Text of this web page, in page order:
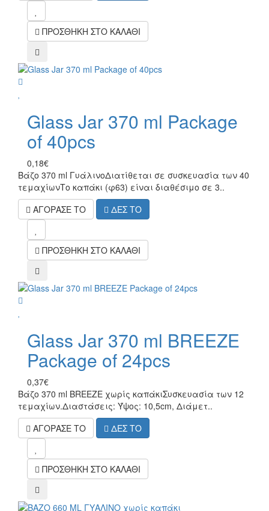
ΠΡΟΣΘΗΚΗ ΣΤΟ ΚΑΛΑΘΙ
compare
Glass Jar 370 ml Package
of 40pcs
0,18€
Βάζο 370 ml ΓυάλινοΔιατίθεται σε συσκευασία των 40
τεμαχίωνΤο καπάκι (φ63) είναι διαθέσιμο σε 3..
ΑΓΟΡΑΣΕ ΤΟ
ΔΕΣ ΤΟ
ΠΡΟΣΘΗΚΗ ΣΤΟ ΚΑΛΑΘΙ
compare
Glass Jar 370 ml BREEZE
Package of 24pcs
0,37€
Βάζο 370 ml BREEZE χωρίς καπάκιΣυσκευασία των 12
τεμαχίων.Διαστάσεις: Ύψος: 10,5cm, Διάμετ..
ΑΓΟΡΑΣΕ ΤΟ
ΔΕΣ ΤΟ
ΠΡΟΣΘΗΚΗ ΣΤΟ ΚΑΛΑΘΙ
compare